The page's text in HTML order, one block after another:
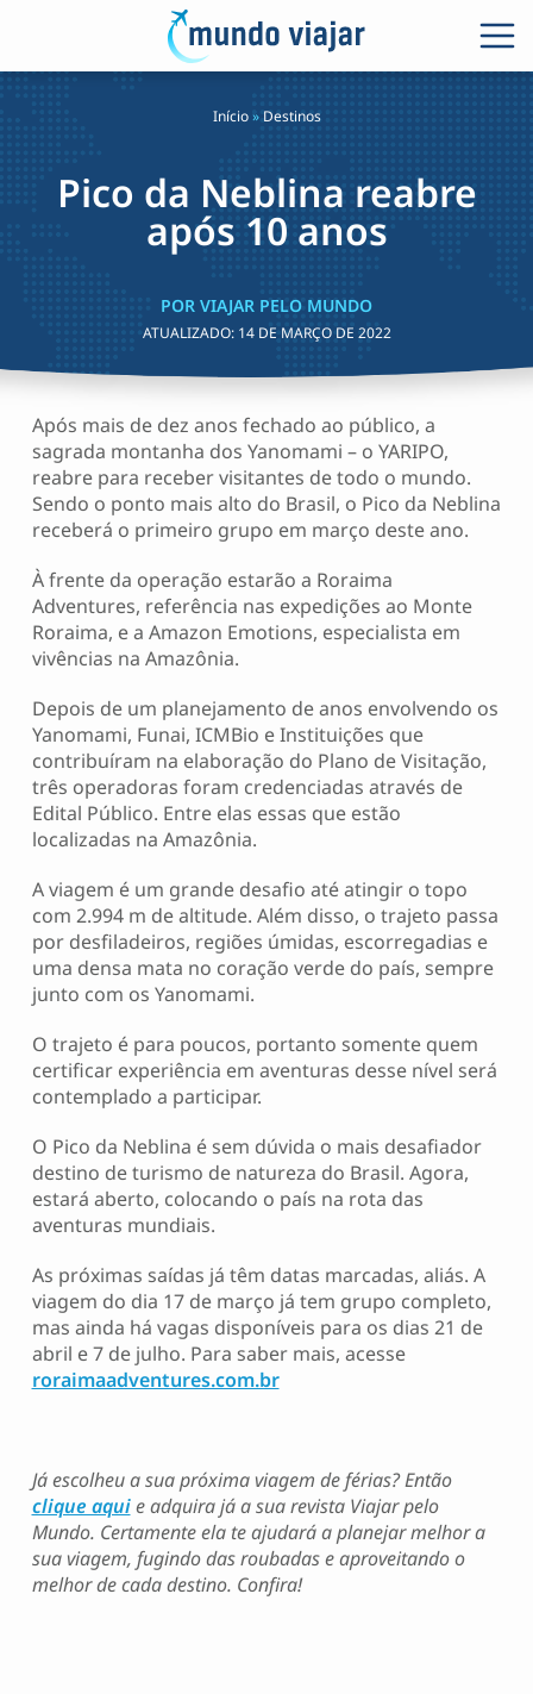
Início» Destinos
Pico da Neblina reabre
após 10 anos
POR VIAJAR PELO MUNDO
ATUALIZADO: 14 DE MARÇO DE 2022
Após mais de dez anos fechado ao público, a
sagrada montanha dos Yanomami – o YARIPO,
reabre para receber visitantes de todo o mundo.
Sendo o ponto mais alto do Brasil, o Pico da Neblina
receberá o primeiro grupo em março deste ano.
À frente da operação estarão a Roraima
Adventures, referência nas expedições ao Monte
Roraima, e a Amazon Emotions, especialista em
vivências na Amazônia.
Depois de um planejamento de anos envolvendo os
Yanomami, Funai, ICMBio e Instituições que
contribuíram na elaboração do Plano de Visitação,
três operadoras foram credenciadas através de
Edital Público. Entre elas essas que estão
localizadas na Amazônia.
A viagem é um grande desafio até atingir o topo
com 2.994 m de altitude. Além disso, o trajeto passa
por desfiladeiros, regiões úmidas, escorregadias e
uma densa mata no coração verde do país, sempre
junto com os Yanomami.
O trajeto é para poucos, portanto somente quem
certificar experiência em aventuras desse nível será
contemplado a participar.
O Pico da Neblina é sem dúvida o mais desafiador
destino de turismo de natureza do Brasil. Agora,
estará aberto, colocando o país na rota das
aventuras mundiais.
As próximas saídas já têm datas marcadas, aliás. A
viagem do dia 17 de março já tem grupo completo,
mas ainda há vagas disponíveis para os dias 21 de
abril e 7 de julho. Para saber mais, acesse
roraimaadventures.com.br
Já escolheu a sua próxima viagem de férias? Então
clique aquie adquira já a sua revista Viajar pelo
Mundo. Certamente ela te ajudará a planejar melhor a
sua viagem, fugindo das roubadas e aproveitando o
melhor de cada destino. Confira!